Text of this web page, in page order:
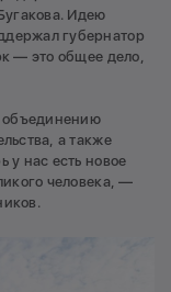
Идею
губернатор
— это общее дело,
объединению
а также
у нас есть новое
человека, —